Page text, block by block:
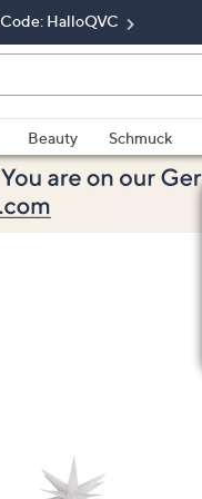
HalloQVC
Beauty Schmuck